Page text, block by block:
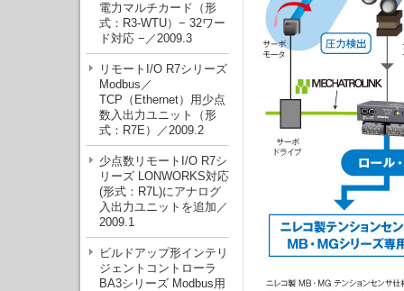
電力マルチカード（形
式：R3-WTU）− 32ワー
ド対応 −／2009.3
リモートI/O R7シリーズ
Modbus／
TCP（Ethernet）用少点
数入出力ユニット（形
式：R7E）／2009.2
少点数リモートI/O R7シ
リーズ LONWORKS対応
(形式：R7L)にアナログ
入出力ユニットを追加／
2009.1
ビルドアップ形インテリ
ジェントコントローラ
BA3シリーズ Modbus用